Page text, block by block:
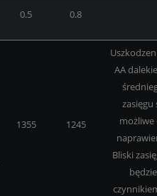
0.5 0.8
1355 1245
AA
zasięgu
możliwe
Bliski
będzie